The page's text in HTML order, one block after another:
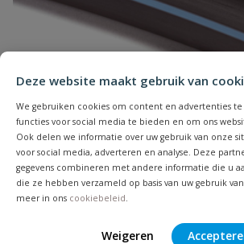
Deze website maakt gebruik van
We gebruiken cookies om content en advertenties
functies voor social media te bieden en om ons
Ook delen we informatie over uw gebruik van onze
voor social media, adverteren en analyse. Deze
gegevens combineren met andere informatie die u
die ze hebben verzameld op basis van uw gebruik
meer in ons cookiebeleid.
Weigeren
Samenvatting
Beoordeling versturen
Tyleenslang ZPE
Flexibele ZPE tyleenslang, KIWA keurmerk,